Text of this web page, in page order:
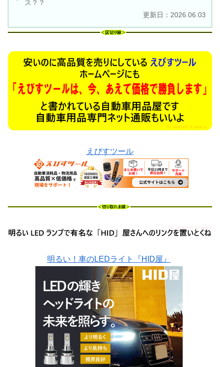
ス？？
更新日：2026.06.03
えびすツール
明るい！車のLEDライト『HID屋』